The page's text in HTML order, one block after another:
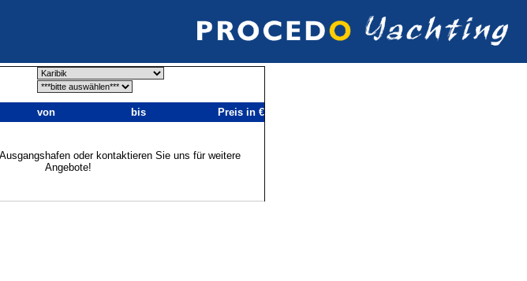
von bis Preis in €
oder kontaktieren Sie uns für weitere
Angebote!